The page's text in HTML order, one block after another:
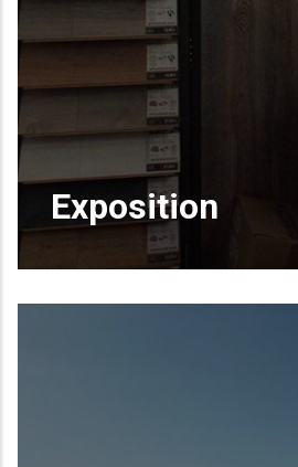
Exposition
Venez découvrir nos
parquets et de bardage, nos